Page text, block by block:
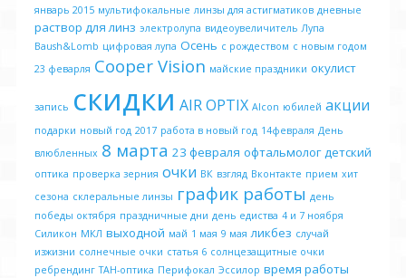
январь 2015 мультифокальные линзы для астигматиков дневные
раствор для линз электролупа видеоувеличитель Лупа
Baush&Lomb цифровая лупа Осень с рождеством с новым годом
23 феварля Cooper Vision майские праздники окулист
запись скидки AIR OPTIX Alcon юбилей акции
подарки новый год 2017 работа в новый год 14февраля День
влюбленных 8 марта 23 февраля офтальмолог детский
оптика проверка зерния очки ВК взгляд Вконтакте прием хит
сезона склеральные линзы график работы день
победы октября праздничные дни день едиства 4 и 7 ноября
Силикон МКЛ выходной май 1 мая 9 мая ликбез случай
изжизни солнечные очки статья 6 солнцезащитные очки
ребрендинг ТАН-оптика Перифокал Эссилор время работы